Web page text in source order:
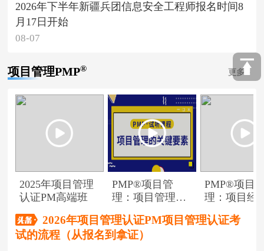
2026年下半年新疆兵团信息安全工程师报名时间8
月17日开始
08-07
项目管理PMP® 更多
2025年项目管理
认证PM高端班
PMP®项目管
理：项目管理的
PMP®项目
理：项目经
2026年项目管理认证PM项目管理认证考
试的流程（从报名到拿证）